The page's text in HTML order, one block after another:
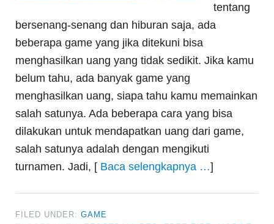
tentang
bersenang-senang dan hiburan saja, ada
beberapa game yang jika ditekuni bisa
menghasilkan uang yang tidak sedikit. Jika kamu
belum tahu, ada banyak game yang
menghasilkan uang, siapa tahu kamu memainkan
salah satunya. Ada beberapa cara yang bisa
dilakukan untuk mendapatkan uang dari game,
salah satunya adalah dengan mengikuti
turnamen. Jadi, [ Baca selengkapnya …]
FILED UNDER:GAME